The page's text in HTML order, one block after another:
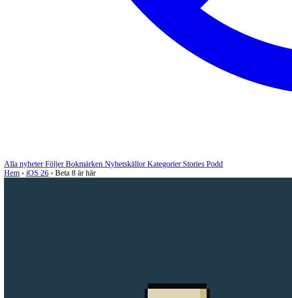
Alla nyheterFöljerBokmärken NyhetskällorKategorier Stories Podd
Hem › iOS 26 › Beta 8 är här